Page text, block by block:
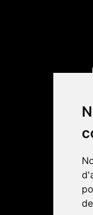
4,4 / 5